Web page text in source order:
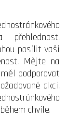
posílit vaši
Mějte na
podporovat
akci.
chvíle.